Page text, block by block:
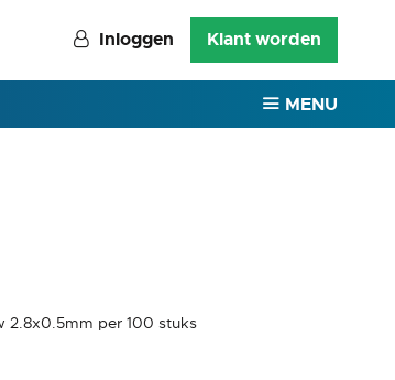
Inloggen Klant worden
MENU
2.8x0.5mm per 100 stuks